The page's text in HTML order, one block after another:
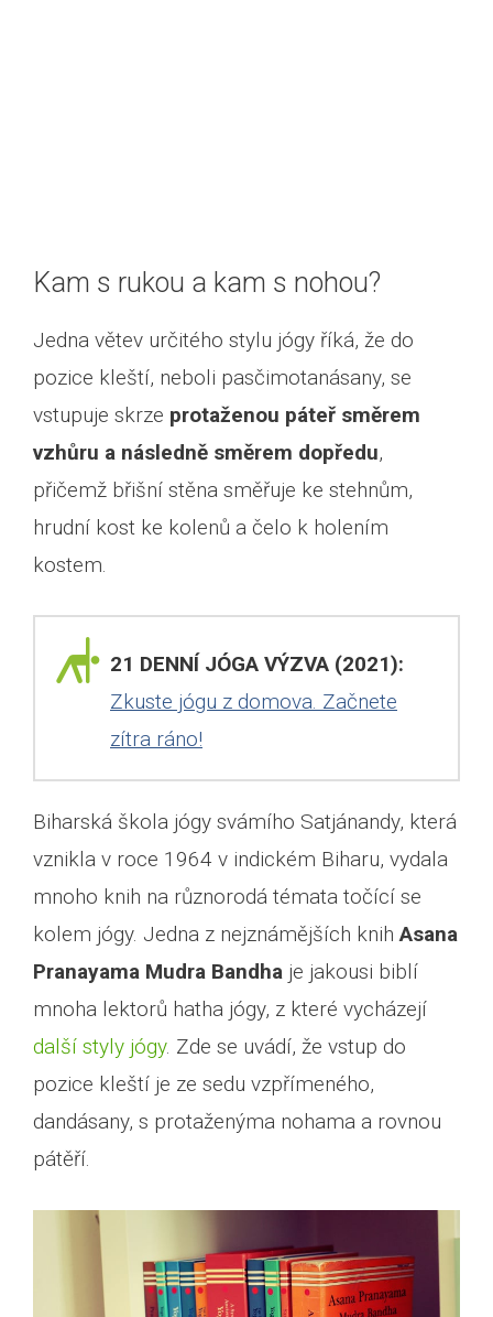
Kam s rukou a kam s nohou?
Jedna větev určitého stylu jógy říká, že do
pozice kleští, neboli pasčimotanásany, se
vstupuje skrze protaženou páteř směrem
vzhůru a následně směrem dopředu,
přičemž břišní stěna směřuje ke stehnům,
hrudní kost ke kolenů a čelo k holením
kostem.
21 DENNÍ JÓGA VÝZVA (2021):
Zkuste jógu z domova. Začnete
zítra ráno!
Biharská škola jógy svámího Satjánandy, která
vznikla v roce 1964 v indickém Biharu, vydala
mnoho knih na různorodá témata točící se
kolem jógy. Jedna z nejznámějších knihAsana
Pranayama Mudra Bandha je jakousi biblí
mnoha lektorů hatha jógy, z které vycházejí
další styly jógy. Zde se uvádí, že vstup do
pozice kleští je ze sedu vzpřímeného,
dandásany, s protaženýma nohama a rovnou
pátěří.